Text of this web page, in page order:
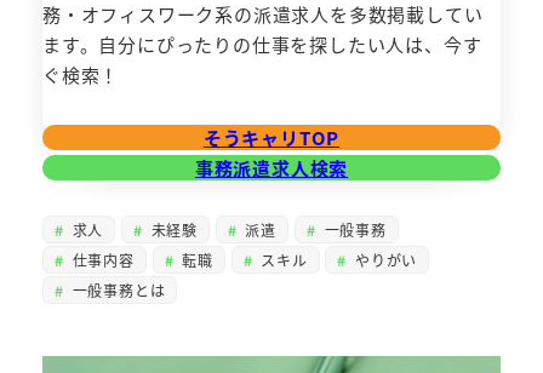
務・オフィスワーク系の派遣求人を多数掲載してい
ます。自分にぴったりの仕事を探したい人は、今す
ぐ検索！
そうキャリTOP
事務派遣求人検索
求人 未経験 派遣
一般事務
仕事内容
転職 スキル
やりがい
一般事務とは